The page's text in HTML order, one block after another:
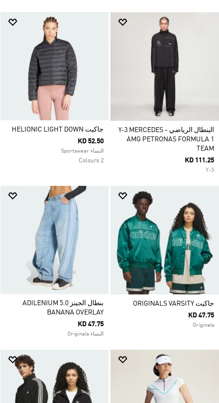
البنطال الرياضي Y-3 MERCEDES -
AMG PETRONAS FORMULA 1
TEAM
KD 111.25
Y-3
جاكيت HELIONIC LIGHT DOWN
KD 52.50
النساء Sportswear
2 Colours
جاكيت ORIGINALS VARSITY
KD 47.75
Originals
بنطال الجينز ADILENIUM 5.0
BANANA OVERLAY
KD 47.75
النساء Originals